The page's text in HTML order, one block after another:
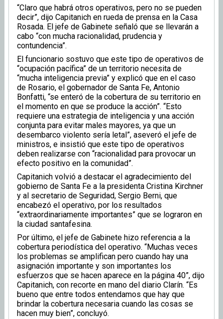
“Claro que habrá otros operativos, pero no se pueden
decir”, dijo Capitanich en rueda de prensa en la Casa
Rosada. El jefe de Gabinete señaló que se llevarán a
cabo “con mucha racionalidad, prudencia y
contundencia”.
El funcionario sostuvo que este tipo de operativos de
“ocupación pacífica” de un territorio necesita de
“mucha inteligencia previa” y explicó que en el caso
de Rosario, el gobernador de Santa Fe, Antonio
Bonfatti, “se enteró de la cobertura de su territorio en
el momento en que se produce la acción”. “Esto
requiere una estrategia de inteligencia y una acción
conjunta para evitar males mayores, ya que un
desembarco violento sería letal”, aseveró el jefe de
ministros, e insistió que este tipo de operativos
deben realizarse con “racionalidad para provocar un
efecto positivo en la comunidad”.
Capitanich volvió a destacar el agradecimiento del
gobierno de Santa Fe a la presidenta Cristina Kirchner
y al secretario de Seguridad, Sergio Berni, que
encabezó el operativo, por los resultados
“extraordinariamente importantes” que se lograron en
la ciudad santafesina.
Por último, el jefe de Gabinete hizo referencia a la
cobertura periodística del operativo. “Muchas veces
los problemas se amplifican pero cuando hay una
asignación importante y son importantes los
esfuerzos que se hacen aparece en la página 40”, dijo
Capitanich, con recorte en mano del diario Clarín. “Es
bueno que entre todos entendamos que hay que
brindar la cobertura necesaria cuando las cosas se
hacen muy bien”, concluyó.